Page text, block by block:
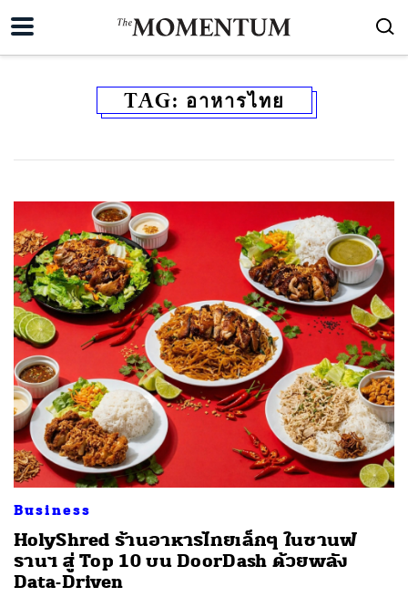
TAG: อาหารไทย
Business
HolyShred ร้านอาหารไทยเล็กๆ ในซานฟ
รานฯ สู่ Top 10 บน DoorDash ด้วยพลัง
Data-Driven